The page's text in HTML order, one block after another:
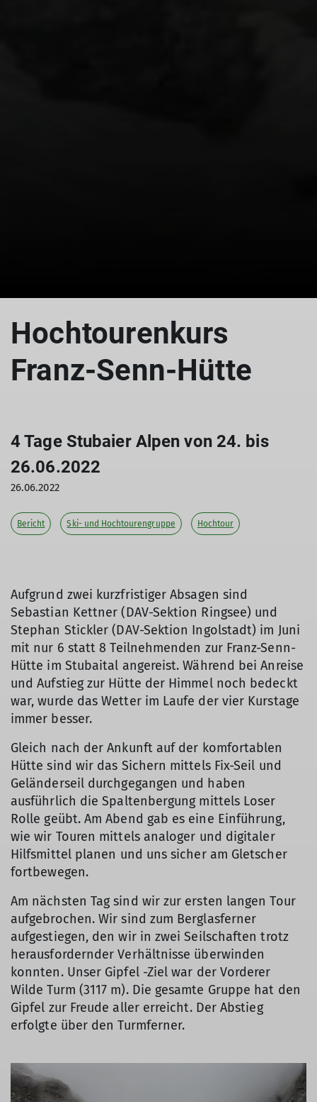
Hochtourenkurs
Franz-Senn-Hütte
4 Tage Stubaier Alpen von 24. bis
26.06.2022
26.06.2022
Bericht Ski- und Hochtourengruppe Hochtour
Aufgrund zwei kurzfristiger Absagen sind
Sebastian Kettner (DAV-Sektion Ringsee) und
Stephan Stickler (DAV-Sektion Ingolstadt) im Juni
mit nur 6 statt 8 Teilnehmenden zur Franz-Senn-
Hütte im Stubaital angereist. Während bei Anreise
und Aufstieg zur Hütte der Himmel noch bedeckt
war, wurde das Wetter im Laufe der vier Kurstage
immer besser.
Gleich nach der Ankunft auf der komfortablen
Hütte sind wir das Sichern mittels Fix-Seil und
Geländerseil durchgegangen und haben
ausführlich die Spaltenbergung mittels Loser
Rolle geübt. Am Abend gab es eine Einführung,
wie wir Touren mittels analoger und digitaler
Hilfsmittel planen und uns sicher am Gletscher
fortbewegen.
Am nächsten Tag sind wir zur ersten langen Tour
aufgebrochen. Wir sind zum Berglasferner
aufgestiegen, den wir in zwei Seilschaften trotz
herausfordernder Verhältnisse überwinden
konnten. Unser Gipfel -Ziel war der Vorderer
Wilde Turm (3117 m). Die gesamte Gruppe hat den
Gipfel zur Freude aller erreicht. Der Abstieg
erfolgte über den Turmferner.